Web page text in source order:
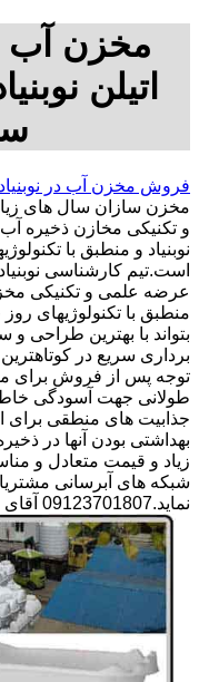
مخزن آب
اتیلن
فروش مخزن آب در نوبنیاد
مخزن سازان سال های
و تکنیکی مخازن ذخیره
نوبنیاد و منطبق با
است.تیم کارشناسی
عرضه علمی و تکنیکی
منطبق با تکنولوژیهای
بتواند با بهترین طراحی
برداری سریع در
توجه پس از فروش برای
طولانی جهت آسودگی
جذابیت های منطقی برای
بهداشتی بودن آنها در
زیاد و قیمت متعادل و
شبکه های آبرسانی
نماید.09123701807 آقای سلیمان مجردی